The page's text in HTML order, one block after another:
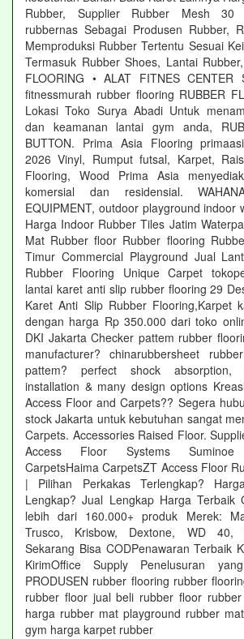
Rubber, Supplier Rubber Mesh 30
rubbernas Sebagai Produsen Rubber,
Memproduksi Rubber Tertentu Sesuai
Termasuk Rubber Shoes, Lantai
FLOORING • ALAT FITNES CENTER
fitnessmurah rubber flooring RUBBER
Lokasi Toko Surya Abadi Untuk
dan keamanan lantai gym anda,
BUTTON. Prima Asia Flooring
2026 Vinyl, Rumput futsal, Karpet,
Flooring, Wood Prima Asia
komersial dan residensial.
EQUIPMENT, outdoor playground indoor
Harga Indoor Rubber Tiles Jatim
Mat Rubber floor Rubber flooring
Timur Commercial Playground Jual
Rubber Flooring Unique Carpet
lantai karet anti slip rubber flooring 29
Karet Anti Slip Rubber Flooring,Karpet
dengan harga Rp 350.000 dari toko
DKI Jakarta Checker pattem rubber
manufacturer? chinarubbersheet
pattem? perfect shock absorption,
installation & many design options
Access Floor and Carpets?? Segera
stock Jakarta untuk kebutuhan sangat
Carpets. Accessories Raised Floor.
Access Floor Systems Suminoe
CarpetsHaima CarpetsZT Access Floor
| Pilihan Perkakas Terlengkap?
Lengkap? Jual Lengkap Harga Terbaik
lebih dari 160.000+ produk Merek:
Trusco, Krisbow, Dextone, WD 40,
Sekarang Bisa CODPenawaran Terbaik
KirimOffice Supply Penelusuran
PRODUSEN rubber flooring rubber
rubber floor jual beli rubber floor
harga rubber mat playground rubber
gym harga karpet rubber